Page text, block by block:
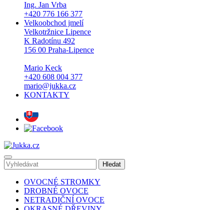
Ing. Jan Vrba
+420 776 166 377
Velkoobchod jmelí
Velkotržnice Lipence
K Radotínu 492
156 00 Praha-Lipence
Mario Keck
+420 608 004 377
mario@jukka.cz
KONTAKTY
OVOCNÉ STROMKY
DROBNÉ OVOCE
NETRADIČNÍ OVOCE